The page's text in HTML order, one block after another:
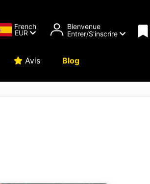
French
EUR
Bienvenue
Entrer/S'inscrire
Avis Blog